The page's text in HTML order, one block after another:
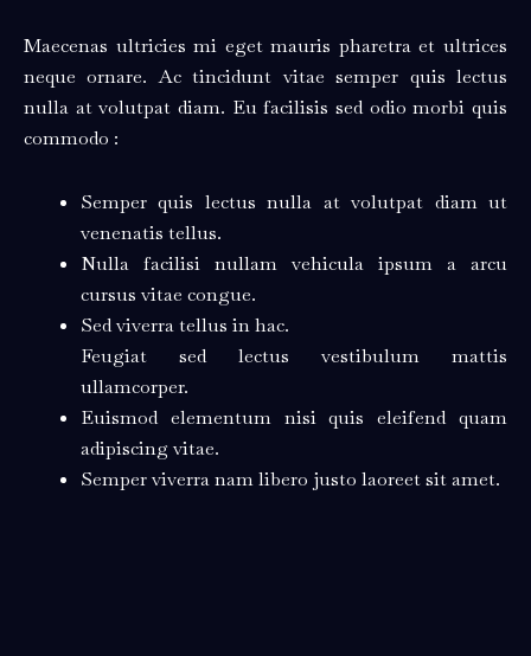
Maecenas ultricies mi eget mauris pharetra et ultrices
neque ornare. Ac tincidunt vitae semper quis lectus
nulla at volutpat diam. Eu facilisis sed odio morbi quis
commodo :
Semper quis lectus nulla at volutpat diam ut
venenatis tellus.
Nulla facilisi nullam vehicula ipsum a arcu
cursus vitae congue.
Sed viverra tellus in hac.
Feugiat sed lectus vestibulum mattis
ullamcorper.
Euismod elementum nisi quis eleifend quam
adipiscing vitae.
Semper viverra nam libero justo laoreet sit amet.